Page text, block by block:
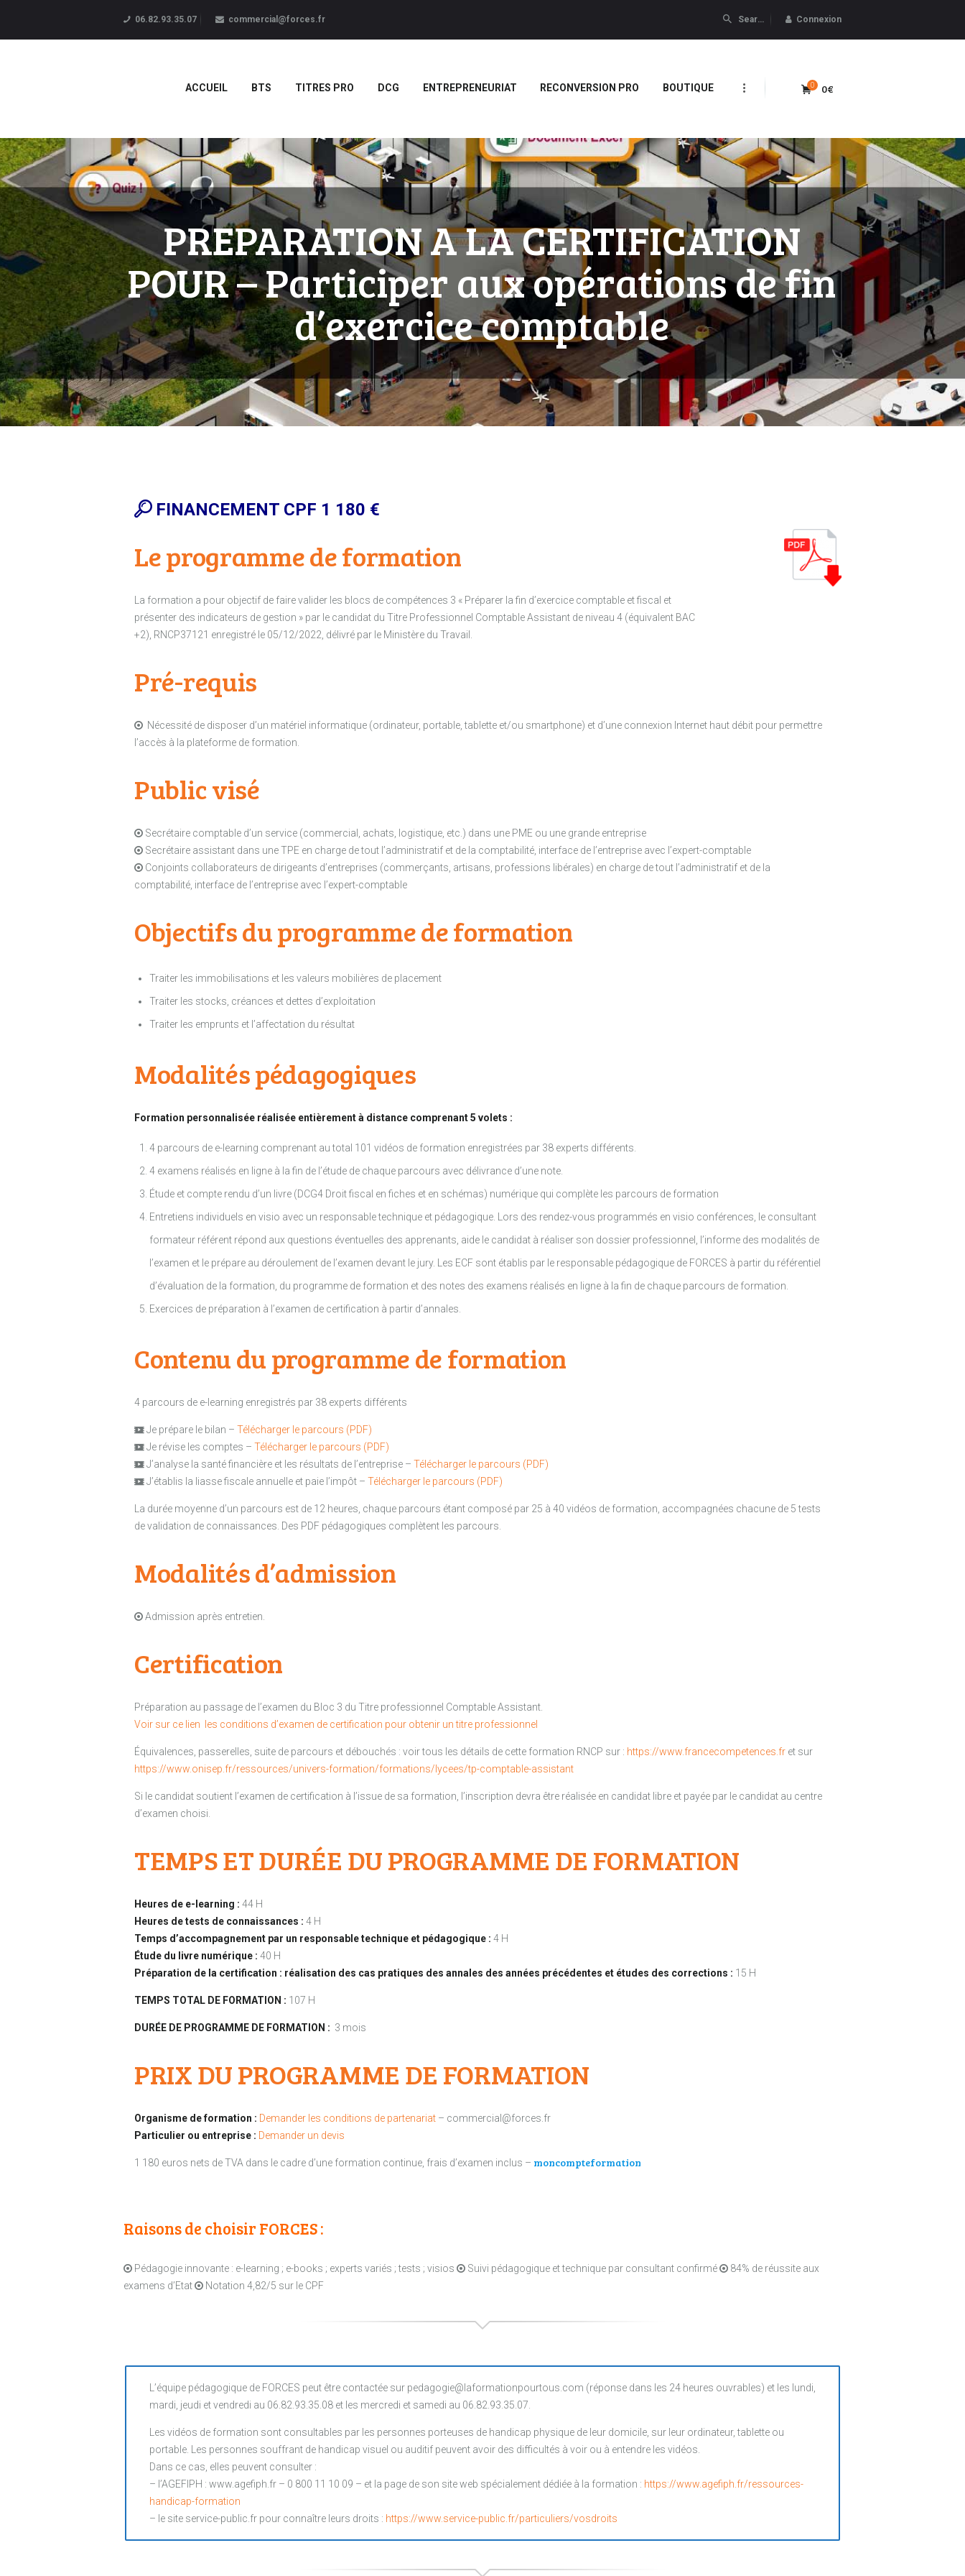
06.82.93.35.07 commercial@forces.fr Connexion
ACCUEIL BTS TITRES PRO DCG ENTREPRENEURIAT RECONVERSION PRO BOUTIQUE 0€
0
PREPARATION A LA CERTIFICATION
POUR – Participer aux opérations de fin
d’exercice comptable
Forces LMS
BTS
DCG
RECONVERSION PRO
BOUTIQUE
MARQUE
BLANCHE/SCORM
FINANCEMENT CPF 1 180 €
Le programme de formation
La formation a pour objectif de faire valider les blocs de compétences 3 « Préparer la fin d’exercice comptable et fiscal et
présenter des indicateurs de gestion » par le candidat du Titre Professionnel Comptable Assistant de niveau 4 (équivalent BAC
+2), RNCP37121 enregistré le 05/12/2022, délivré par le Ministère du Travail.
Pré-requis
Nécessité de disposer d’un matériel informatique (ordinateur, portable, tablette et/ou smartphone) et d’une connexion Internet haut débit pour permettre
l’accès à la plateforme de formation.
Public visé
Secrétaire comptable d’un service (commercial, achats, logistique, etc.) dans une PME ou une grande entreprise
Secrétaire assistant dans une TPE en charge de tout l’administratif et de la comptabilité, interface de l’entreprise avec l’expert-comptable
Conjoints collaborateurs de dirigeants d’entreprises (commerçants, artisans, professions libérales) en charge de tout l’administratif et de la
comptabilité, interface de l’entreprise avec l’expert-comptable
Objectifs du programme de formation
Traiter les immobilisations et les valeurs mobilières de placement
Traiter les stocks, créances et dettes d’exploitation
Traiter les emprunts et l’affectation du résultat
Modalités pédagogiques
Formation personnalisée réalisée entièrement à distance comprenant 5 volets :
4 parcours de e-learning comprenant au total 101 vidéos de formation enregistrées par 38 experts différents.
4 examens réalisés en ligne à la fin de l’étude de chaque parcours avec délivrance d’une note.
Étude et compte rendu d’un livre (DCG4 Droit fiscal en fiches et en schémas) numérique qui complète les parcours de formation
Entretiens individuels en visio avec un responsable technique et pédagogique. Lors des rendez-vous programmés en visio conférences, le consultant
formateur référent répond aux questions éventuelles des apprenants, aide le candidat à réaliser son dossier professionnel, l’informe des modalités de
l’examen et le prépare au déroulement de l’examen devant le jury. Les ECF sont établis par le responsable pédagogique de FORCES à partir du référentiel
d’évaluation de la formation, du programme de formation et des notes des examens réalisés en ligne à la fin de chaque parcours de formation.
Exercices de préparation à l’examen de certification à partir d’annales.
Contenu du programme de formation
4 parcours de e-learning enregistrés par 38 experts différents
Je prépare le bilan – Télécharger le parcours (PDF)
Je révise les comptes – Télécharger le parcours (PDF)
J’analyse la santé financière et les résultats de l’entreprise – Télécharger le parcours (PDF)
J’établis la liasse fiscale annuelle et paie l’impôt – Télécharger le parcours (PDF)
La durée moyenne d’un parcours est de 12 heures, chaque parcours étant composé par 25 à 40 vidéos de formation, accompagnées chacune de 5 tests
de validation de connaissances. Des PDF pédagogiques complètent les parcours.
Modalités d’admission
Admission après entretien.
Certification
Préparation au passage de l’examen du Bloc 3 du Titre professionnel Comptable Assistant.
Voir sur ce lien les conditions d’examen de certification pour obtenir un titre professionnel
Équivalences, passerelles, suite de parcours et débouchés : voir tous les détails de cette formation RNCP sur : https://www.francecompetences.fr et sur
https://www.onisep.fr/ressources/univers-formation/formations/lycees/tp-comptable-assistant
Si le candidat soutient l’examen de certification à l’issue de sa formation, l’inscription devra être réalisée en candidat libre et payée par le candidat au centre
d’examen choisi.
TEMPS ET DURÉE DU PROGRAMME DE FORMATION
Heures de e-learning : 44 H
Heures de tests de connaissances : 4 H
Temps d’accompagnement par un responsable technique et pédagogique : 4 H
Étude du livre numérique : 40 H
Préparation de la certification : réalisation des cas pratiques des annales des années précédentes et études des corrections : 15 H
TEMPS TOTAL DE FORMATION : 107 H
DURÉE DE PROGRAMME DE FORMATION : 3 mois
PRIX DU PROGRAMME DE FORMATION
Organisme de formation : Demander les conditions de partenariat – commercial@forces.fr
Particulier ou entreprise : Demander un devis
1 180 euros nets de TVA dans le cadre d’une formation continue, frais d’examen inclus – moncompteformation
Raisons de choisir FORCES :
Pédagogie innovante : e-learning ; e-books ; experts variés ; tests ; visios Suivi pédagogique et technique par consultant confirmé
84% de réussite aux
examens d’Etat
Notation 4,82/5 sur le CPF
L’équipe pédagogique de FORCES peut être contactée sur pedagogie@laformationpourtous.com (réponse dans les 24 heures ouvrables) et les lundi,
mardi, jeudi et vendredi au 06.82.93.35.08 et les mercredi et samedi au 06.82.93.35.07.
Les vidéos de formation sont consultables par les personnes porteuses de handicap physique de leur domicile, sur leur ordinateur, tablette ou
portable. Les personnes souffrant de handicap visuel ou auditif peuvent avoir des difficultés à voir ou à entendre les vidéos.
Dans ce cas, elles peuvent consulter :
– l’AGEFIPH : www.agefiph.fr – 0 800 11 10 09 – et la page de son site web spécialement dédiée à la formation : https://www.agefiph.fr/ressources-
handicap-formation
– le site service-public.fr pour connaître leurs droits : https://www.service-public.fr/particuliers/vosdroits